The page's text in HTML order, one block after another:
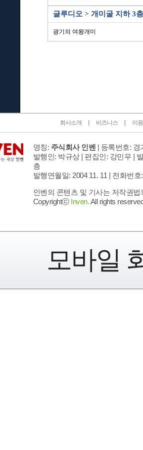
글루디오 > 개미굴 지하 3층
광기의 여왕개미
회사소개 비즈니스 이
명칭: 주식회사 인벤 | 등록번호: 경
발행인: 박규상 | 편집인: 강민우 |
층
발행연월일: 2004 11. 11 | 전화번호
인벤의 콘텐츠 및 기사는 저작권
Copyrightⓒ Inven.All rights
모바일